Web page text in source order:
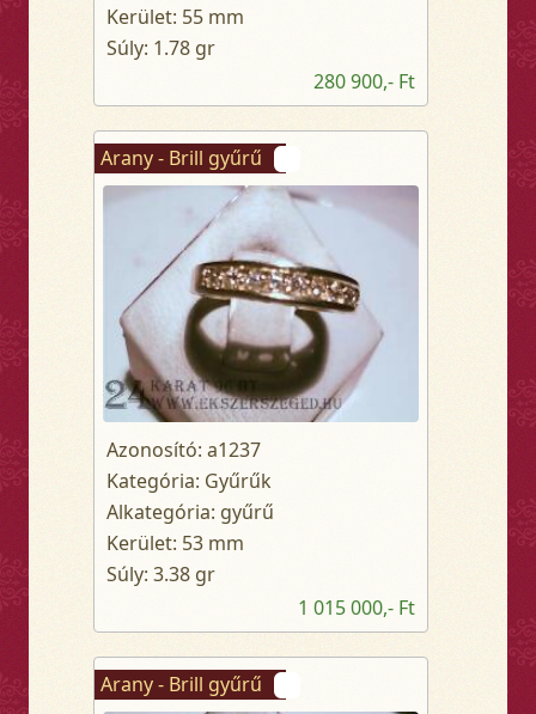
Kerület: 55 mm
Súly: 1.78 gr
280 900,- Ft
Arany - Brill gyűrű
Azonosító: a1237
Kategória: Gyűrűk
Alkategória: gyűrű
Kerület: 53 mm
Súly: 3.38 gr
1 015 000,- Ft
Arany - Brill gyűrű